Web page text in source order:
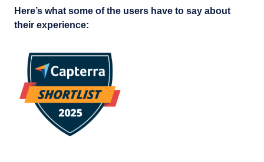
Exploitation Minière et Métallurgie
Fabrication
Produits Chimiques
Services de Santé
Services et Conseil
Transport et Logistique
ISO 9001
ISO 27001
IATF 16949
Requirement
SPC
Storeroom
Supplier
Here’s what some of the users have to say about
their experience: